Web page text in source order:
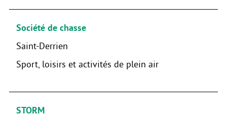
Société de chasse
Saint-Derrien
Sport, loisirs et activités de plein air
STORM